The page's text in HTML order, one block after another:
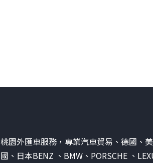
桃園外匯車服務，專業汽車貿易、德國、美
國、日本BENZ 、BMW、PORSCHE 、